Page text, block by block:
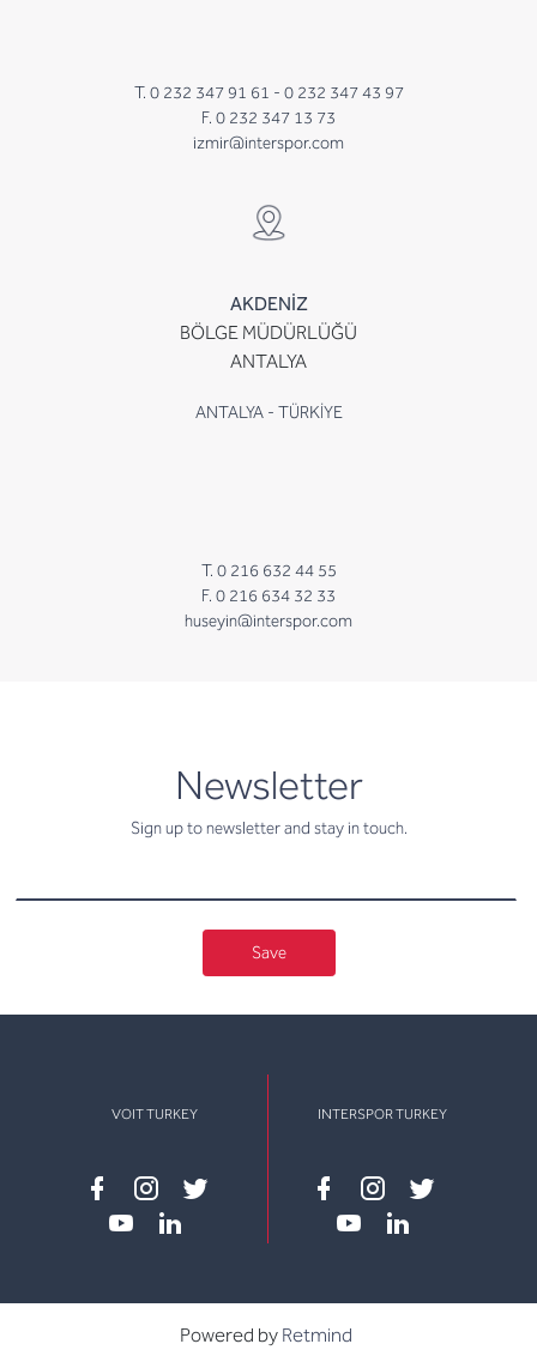
T. 0 232 347 91 61 - 0 232 347 43 97
F. 0 232 347 13 73
izmir@interspor.com
AKDENİZ
BÖLGE MÜDÜRLÜĞÜ
ANTALYA
ANTALYA - TÜRKİYE
T. 0 216 632 44 55
F. 0 216 634 32 33
huseyin@interspor.com
Newsletter
Sign up to newsletter and stay in touch.
newsletter
Save
VOIT TURKEY
Facebook
instagram
twitter
INTERSPOR TURKEY
Facebook
instagram
twitter
Powered by Retmind